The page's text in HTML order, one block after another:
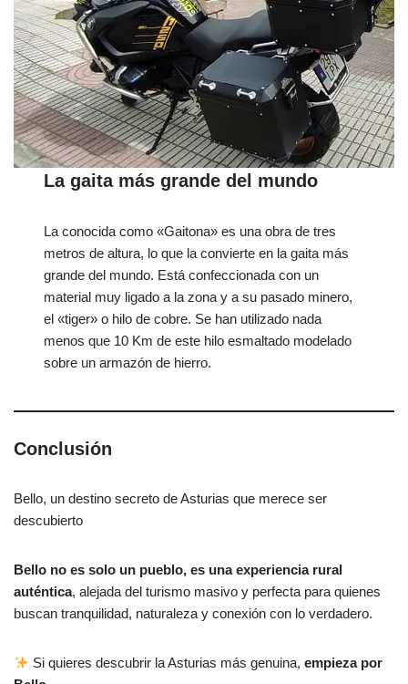
La gaita más grande del mundo
La conocida como «Gaitona» es una obra de tres
metros de altura, lo que la convierte en la gaita más
grande del mundo. Está confeccionada con un
material muy ligado a la zona y a su pasado minero,
el «tiger» o hilo de cobre. Se han utilizado nada
menos que 10 Km de este hilo esmaltado modelado
sobre un armazón de hierro.
Conclusión
Bello, un destino secreto de Asturias que merece ser
descubierto
Bello no es solo un pueblo, es una experiencia rural
auténtica, alejada del turismo masivo y perfecta para quienes
buscan tranquilidad, naturaleza y conexión con lo verdadero.
Si quieres descubrir la Asturias más genuina,empieza por